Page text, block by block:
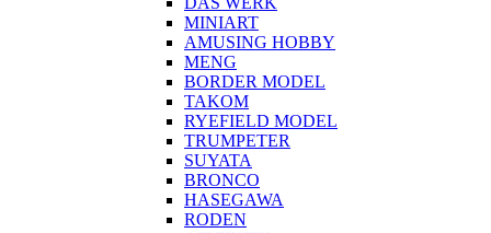
MINIART
AMUSING HOBBY
MENG
BORDER MODEL
TAKOM
RYEFIELD MODEL
TRUMPETER
SUYATA
BRONCO
HASEGAWA
RODEN